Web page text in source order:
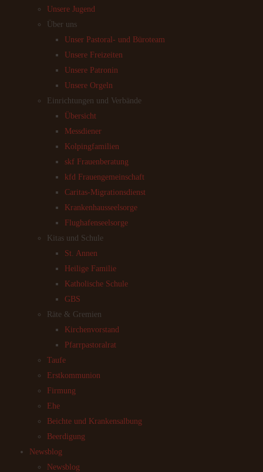
Unsere Jugend
Über uns
Unser Pastoral- und Büroteam
Unsere Freizeiten
Unsere Patronin
Unsere Orgeln
Einrichtungen und Verbände
Übersicht
Messdiener
Kolpingfamilien
skf Frauenberatung
kfd Frauengemeinschaft
Caritas-Migrationsdienst
Krankenhausseelsorge
Flughafenseelsorge
Kitas und Schule
St. Annen
Heilige Familie
Katholische Schule
GBS
Räte & Gremien
Kirchenvorstand
Pfarrpastoralrat
Taufe
Erstkommunion
Firmung
Ehe
Beichte und Krankensalbung
Beerdigung
Newsblog
Newsblog